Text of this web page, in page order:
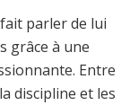
parler de lui
grâce à une
Entre
discipline et les